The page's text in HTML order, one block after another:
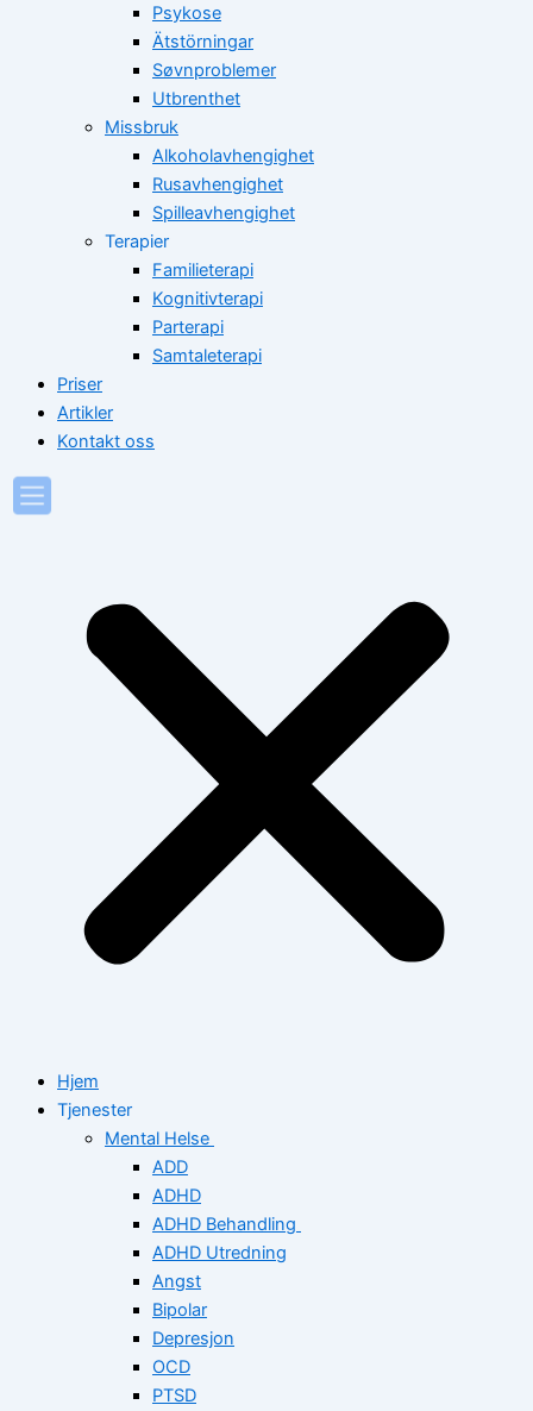
Psykose
Ätstörningar
Søvnproblemer
Utbrenthet
Missbruk
Alkoholavhengighet
Rusavhengighet
Spilleavhengighet
Terapier
Familieterapi
Kognitivterapi
Parterapi
Samtaleterapi
Priser
Artikler
Kontakt oss
Hjem
Tjenester
Mental Helse
ADD
ADHD
ADHD Behandling
ADHD Utredning
Angst
Bipolar
Depresjon
OCD
PTSD